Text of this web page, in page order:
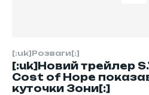
[:uk]Розваги[:]
[:uk]Новий трейлер
Cost of Hope
куточки Зони[:]